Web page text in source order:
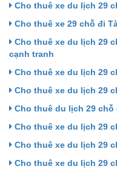
Cho thuê xe du lịch 29
Cho thuê xe 29 chỗ đi
Cho thuê xe du lịch 29
cạnh tranh
Cho thuê xe du lịch 29
Cho thuê xe du lịch 29
Cho thuê du lịch 29 chỗ
Cho thuê xe du lịch 29
Cho thuê xe du lịch 29
Cho thuê xe du lịch 29